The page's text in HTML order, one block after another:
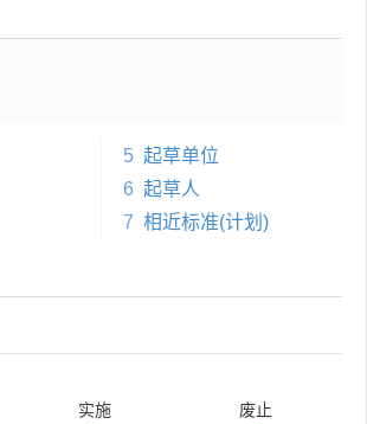
5 起草单位
6 起草人
7 相近标准(计划)
实施 废止